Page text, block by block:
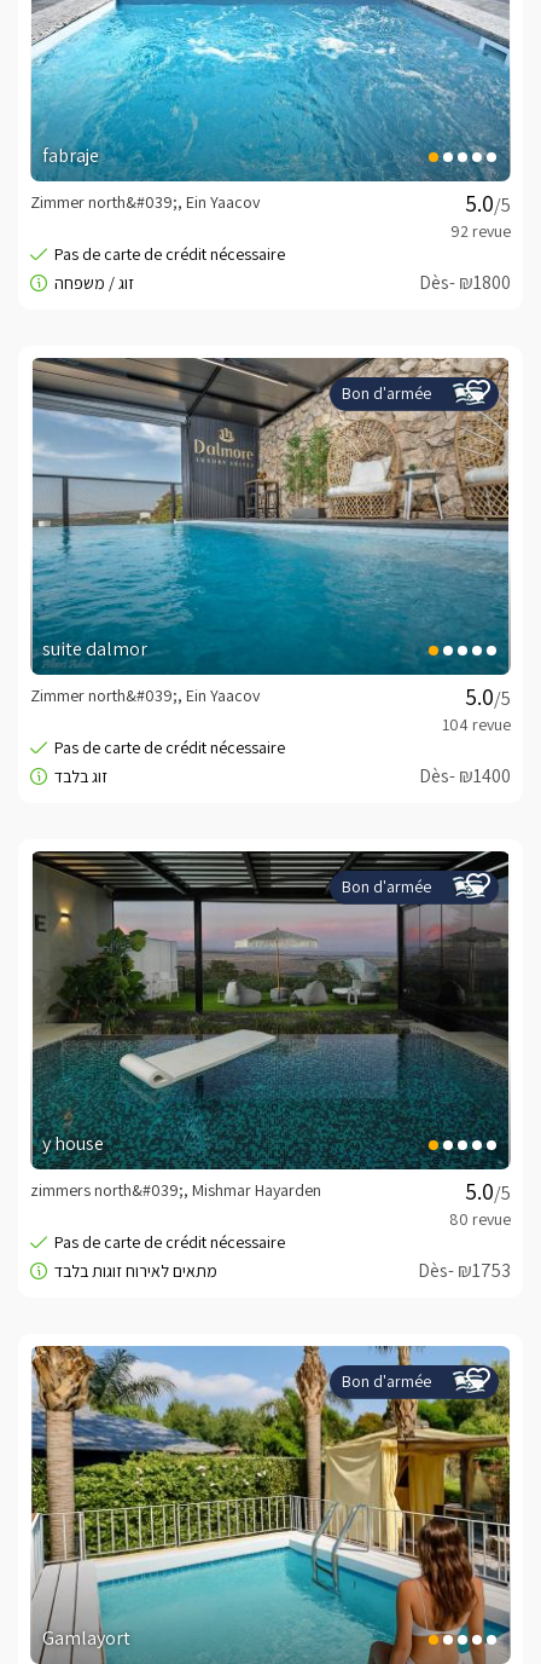
fabraje
/5
Zimmer north&#039;, Ein Yaacov
Dès- ₪1800
Bon d'armée
suite dalmor
/5
Zimmer north&#039;, Ein Yaacov
Dès- ₪1400
Bon d'armée
y house
/5
zimmers north&#039;, Mishmar Hayarden
Dès- ₪1753
Bon d'armée
Gamlayort